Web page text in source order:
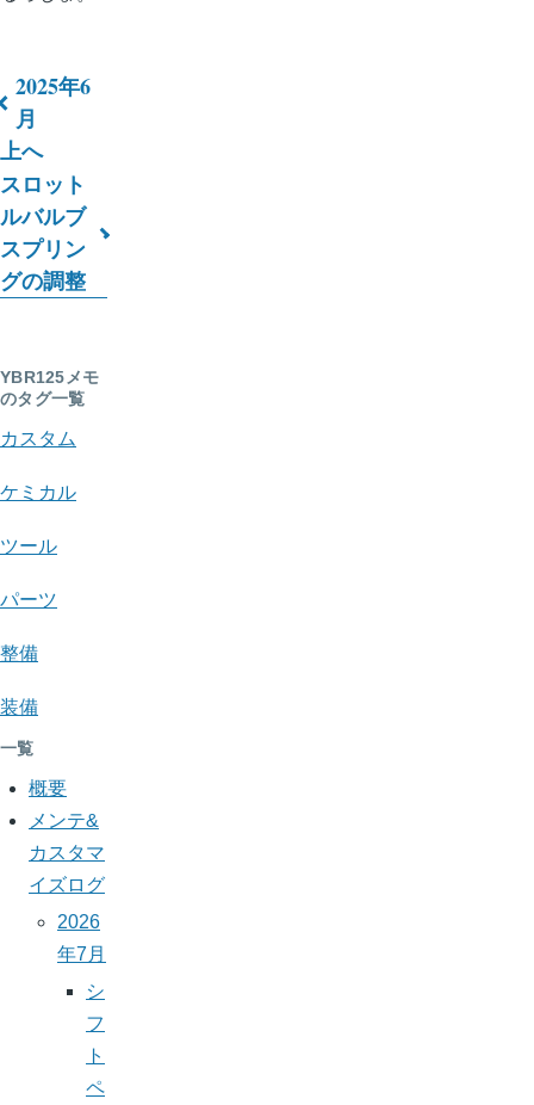
ブ
ッ
ク
横
断
ン
ク:
YBR125
メ
モ
2025年6
月
上へ
スロット
ルバルブ
スプリン
グの調整
YBR125メモ
のタグ一覧
カスタム
ケミカル
ツール
パーツ
整備
装備
一覧
概要
メンテ&
カスタマ
イズログ
2026
年7月
シ
フ
ト
ペ